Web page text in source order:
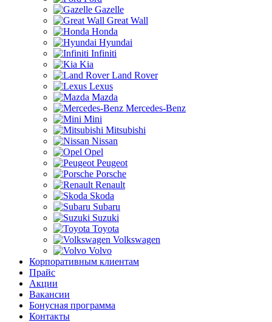
Gazelle
Great Wall
Honda
Hyundai
Infiniti
Kia
Land Rover
Lexus
Mazda
Mercedes-Benz
Mini
Mitsubishi
Nissan
Opel
Peugeot
Porsche
Renault
Skoda
Subaru
Suzuki
Toyota
Volkswagen
Volvo
Корпоративным клиентам
Прайс
Акции
Вакансии
Бонусная программа
Контакты